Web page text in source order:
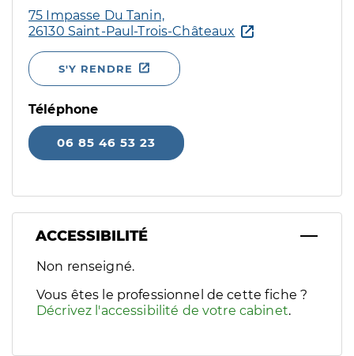
75 Impasse Du Tanin,
26130 Saint-Paul-Trois-Châteaux
S'Y RENDRE
Téléphone
06 85 46 53 23
ACCESSIBILITÉ
Filtres
Sélectionnez un ou plusieurs handicaps/besoins
Non renseigné.
Vous êtes le professionnel de cette fiche ?
Décrivez l'accessibilité de votre cabinet.